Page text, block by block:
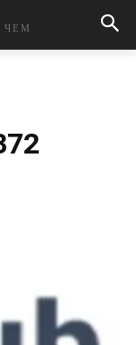
ЧЕМ